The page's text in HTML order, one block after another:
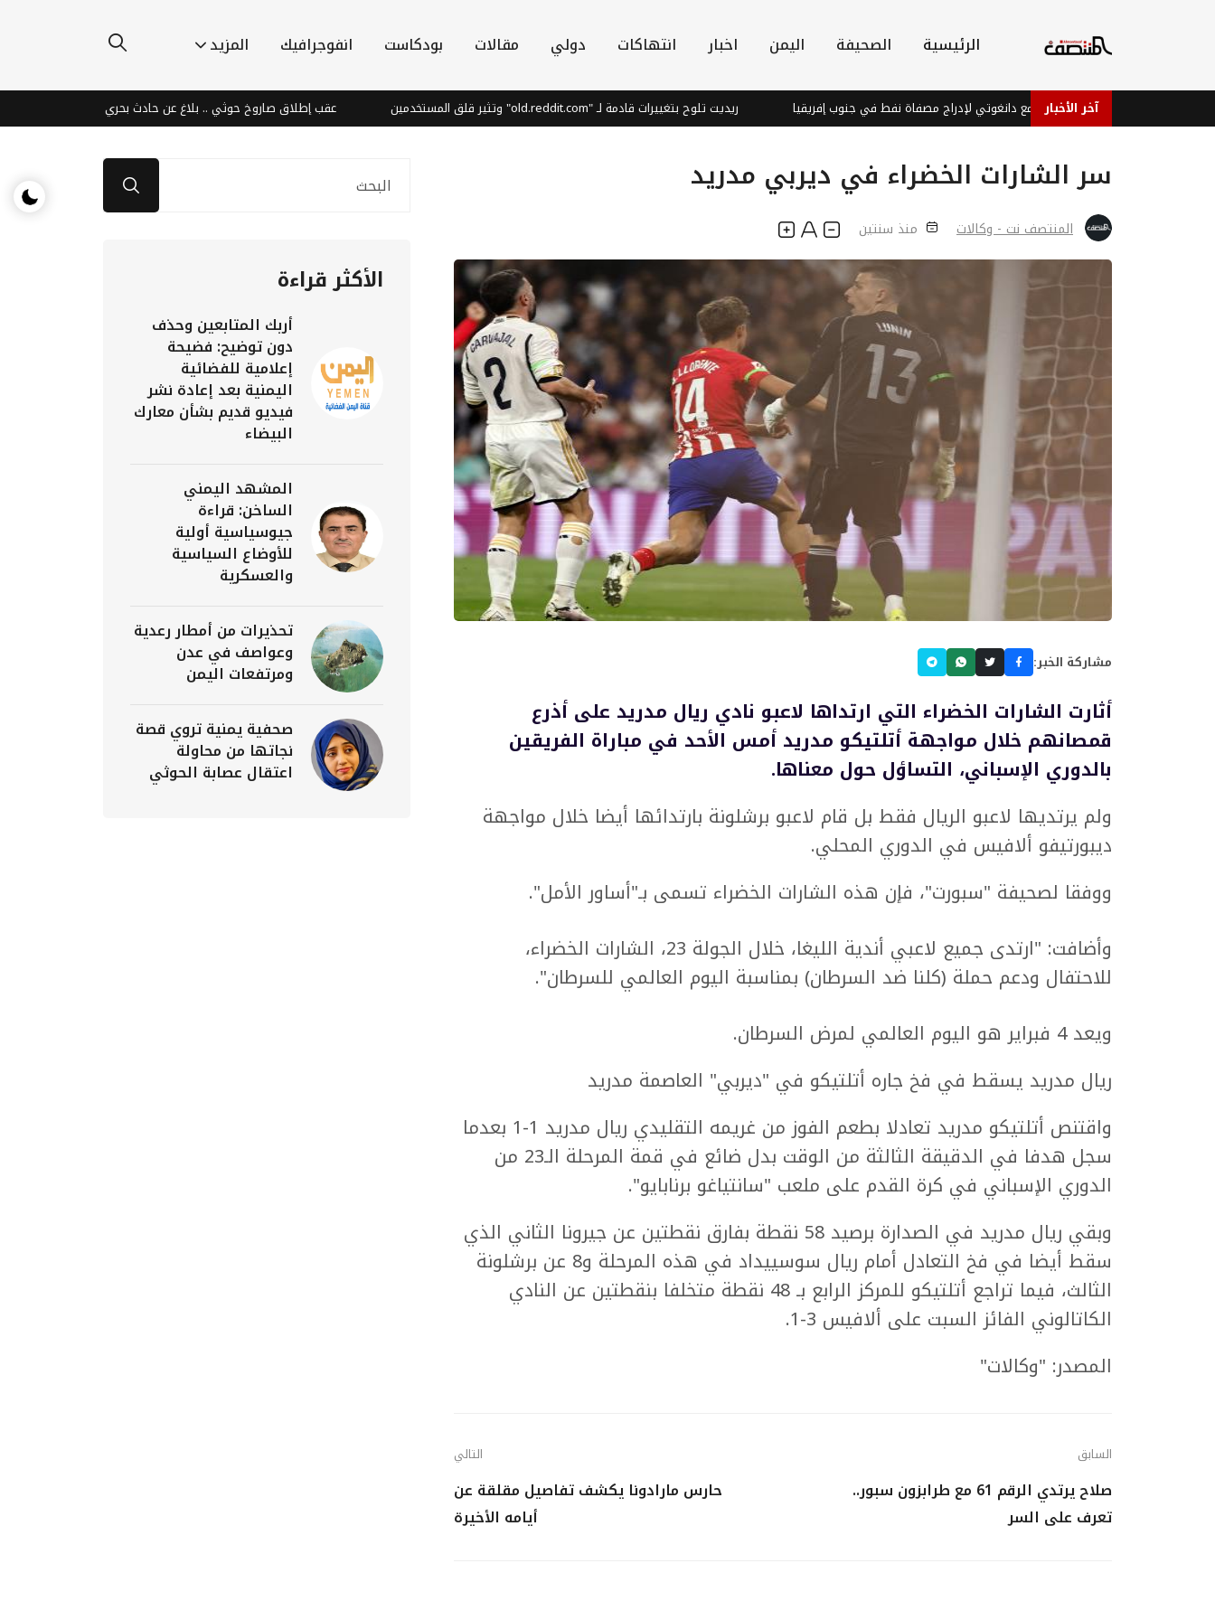
الرئيسية الصحيفة اليمن اخبار انتهاكات دولي مقالات بودكاست انفوجرافيك المزيد
آخر الأخبار
تجري محادثات مع دانغوتي لإدراج مصفاة نفط في جنوب إفريقيا ريديت تلوح بتغييرات قادمة لـ "old.reddit.com" وتثير قلق المستخدمين عقب إطلاق صاروخ حوثي .. بلاغ عن حادث بحري بالقرب من سواحل عدن
سر الشارات الخضراء في ديربي مدريد
المنتصف نت - وكالات منذ سنتين
مشاركة الخبر:
أثارت الشارات الخضراء التي ارتداها لاعبو نادي ريال مدريد على أذرع
قمصانهم خلال مواجهة أتلتيكو مدريد أمس الأحد في مباراة الفريقين
بالدوري الإسباني، التساؤل حول معناها.
ولم يرتديها لاعبو الريال فقط بل قام لاعبو برشلونة بارتدائها أيضا خلال مواجهة
ديبورتيفو ألافيس في الدوري المحلي.
ووفقا لصحيفة "سبورت"، فإن هذه الشارات الخضراء تسمى بـ"أساور الأمل".
وأضافت: "ارتدى جميع لاعبي أندية الليغا، خلال الجولة 23، الشارات الخضراء،
للاحتفال ودعم حملة (كلنا ضد السرطان) بمناسبة اليوم العالمي للسرطان".
ويعد 4 فبراير هو اليوم العالمي لمرض السرطان.
ريال مدريد يسقط في فخ جاره أتلتيكو في "ديربي" العاصمة مدريد
واقتنص أتلتيكو مدريد تعادلا بطعم الفوز من غريمه التقليدي ريال مدريد 1-1 بعدما
سجل هدفا في الدقيقة الثالثة من الوقت بدل ضائع في قمة المرحلة الـ23 من
الدوري الإسباني في كرة القدم على ملعب "سانتياغو برنابايو".
وبقي ريال مدريد في الصدارة برصيد 58 نقطة بفارق نقطتين عن جيرونا الثاني الذي
سقط أيضا في فخ التعادل أمام ريال سوسييداد في هذه المرحلة و8 عن برشلونة
الثالث، فيما تراجع أتلتيكو للمركز الرابع بـ 48 نقطة متخلفا بنقطتين عن النادي
الكاتالوني الفائز السبت على ألافيس 3-1.
المصدر: "وكالات"
السابق
صلاح يرتدي الرقم 61 مع طرابزون سبور..
تعرف على السر
التالي
حارس مارادونا يكشف تفاصيل مقلقة عن
أيامه الأخيرة
الأكثر قراءة
أربك المتابعين وحذف
دون توضيح: فضيحة
إعلامية للفضائية
اليمنية بعد إعادة نشر
فيديو قديم بشأن معارك
البيضاء
المشهد اليمني
الساخن: قراءة
جيوسياسية أولية
للأوضاع السياسية
والعسكرية
تحذيرات من أمطار رعدية
وعواصف في عدن
ومرتفعات اليمن
صحفية يمنية تروي قصة
نجاتها من محاولة
اعتقال عصابة الحوثي